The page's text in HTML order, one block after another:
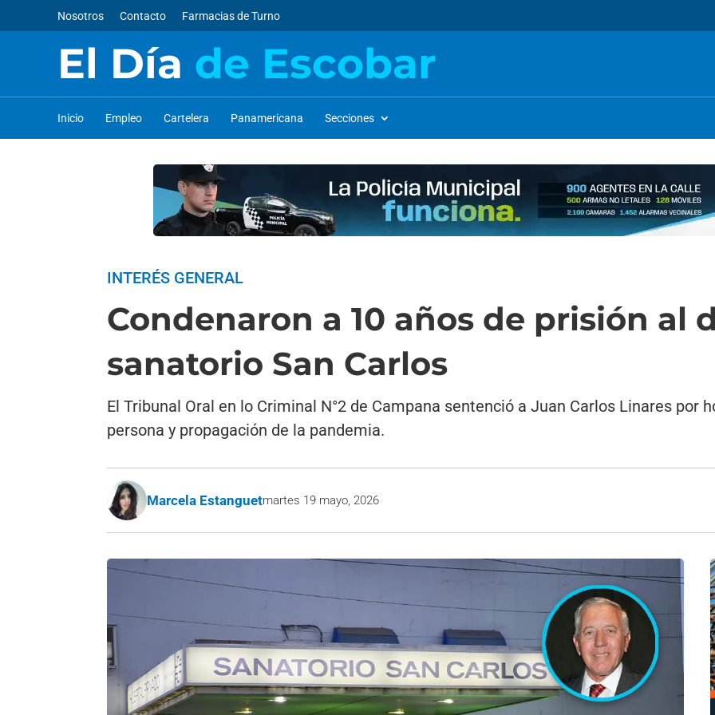
Nosotros Contacto Farmacias de Turno
El Día de Escobar
Inicio Empleo Cartelera Panamericana Secciones
INTERÉS GENERAL
Condenaron a 10 años de prisión al
sanatorio San Carlos
El Tribunal Oral en lo Criminal N°2 de Campana sentenció a Juan Carlos Linares por
persona y propagación de la pandemia.
Marcela Estanguetmartes 19 mayo, 2026